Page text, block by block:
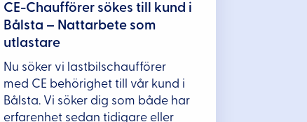
CE-Chaufförer sökes till kund i
Bålsta – Nattarbete som
utlastare
Nu söker vi lastbilschaufförer
med CE behörighet till vår kund i
Bålsta. Vi söker dig som både har
erfarenhet sedan tidigare eller